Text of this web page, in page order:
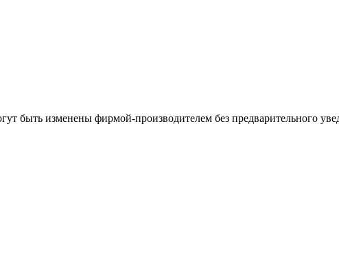
быть изменены фирмой-производителем без предварительного